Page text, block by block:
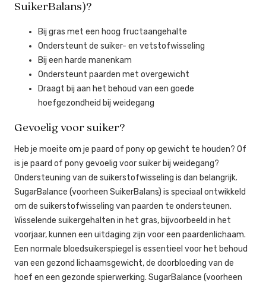
SuikerBalans)?
Bij gras met een hoog fructaangehalte
Ondersteunt de suiker- en vetstofwisseling
Bij een harde manenkam
Ondersteunt paarden met overgewicht
Draagt bij aan het behoud van een goede
hoefgezondheid bij weidegang
Gevoelig voor suiker?
Heb je moeite om je paard of pony op gewicht te houden? Of
is je paard of pony gevoelig voor suiker bij weidegang?
Ondersteuning van de suikerstofwisseling is dan belangrijk.
SugarBalance (voorheen SuikerBalans) is speciaal ontwikkeld
om de suikerstofwisseling van paarden te ondersteunen.
Wisselende suikergehalten in het gras, bijvoorbeeld in het
voorjaar, kunnen een uitdaging zijn voor een paardenlichaam.
Een normale bloedsuikerspiegel is essentieel voor het behoud
van een gezond lichaamsgewicht, de doorbloeding van de
hoef en een gezonde spierwerking. SugarBalance (voorheen